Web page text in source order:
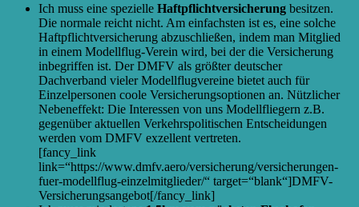
Ich muss eine spezielle Haftpflichtversicherung besitzen.
Die normale reicht nicht. Am einfachsten ist es, eine solche
Haftpflichtversicherung abzuschließen, indem man Mitglied
in einem Modellflug-Verein wird, bei der die Versicherung
inbegriffen ist. Der DMFV als größter deutscher
Dachverband vieler Modellflugvereine bietet auch für
Einzelpersonen coole Versicherungsoptionen an. Nützlicher
Nebeneffekt: Die Interessen von uns Modellfliegern z.B.
gegenüber aktuellen Verkehrspolitischen Entscheidungen
werden vom DMFV exzellent vertreten.
[fancy_link
link=“https://www.dmfv.aero/versicherung/versicherungen-
fuer-modellflug-einzelmitglieder/“ target=“blank“]DMFV-
Versicherungsangebot[/fancy_link]